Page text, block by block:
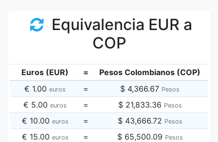
Equivalencia EUR a
COP
Euros (EUR) =
Pesos Colombianos (COP)
€ 1.00 euros = $ 4,366.67 Pesos
€ 5.00 euros = $ 21,833.36 Pesos
€ 10.00 euros = $ 43,666.72 Pesos
€ 15.00 euros = $ 65,500.09 Pesos